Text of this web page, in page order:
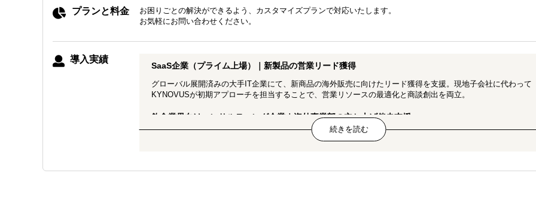
プランと料金
お困りごとの解決ができるよう、カスタマイズプランで対応いたします。
お気軽にお問い合わせください。
導入実績
SaaS企業（プライム上場）｜新製品の営業リード獲得
グローバル展開済みの大手IT企業にて、新商品の海外販売に向けたリード獲得を支援。現地子会社に代わって
KYNOVUSが初期アプローチを担当することで、営業リソースの最適化と商談創出を両立。
飲食業界向けコンサルティング企業｜海外事業部の立ち上げ伴走支援
新たに海外事業部を立ち上げた企業の海外展開を支援。日本食ブームを追い風に、日本ブランドの海外展開・
老舗食品メーカー｜直販ルートの新規開拓